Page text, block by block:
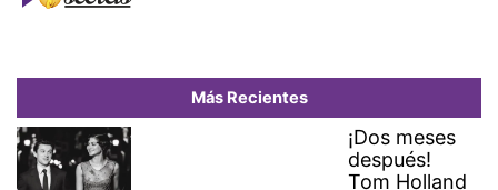
Más Recientes
¡Dos meses
después!
Tom Holland